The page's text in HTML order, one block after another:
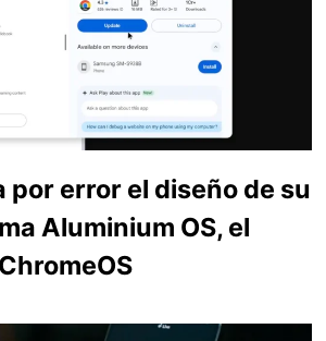
por error el diseño de su
Aluminium OS, el